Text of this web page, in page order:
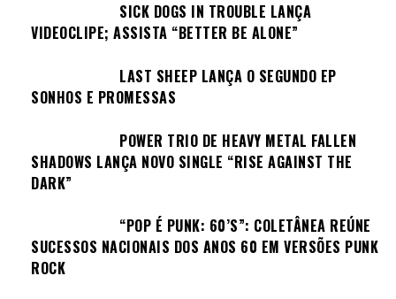
SICK DOGS IN TROUBLE LANÇA
VIDEOCLIPE; ASSISTA “BETTER BE ALONE”
LAST SHEEP LANÇA O SEGUNDO EP
SONHOS E PROMESSAS
POWER TRIO DE HEAVY METAL FALLEN
SHADOWS LANÇA NOVO SINGLE “RISE AGAINST THE
DARK”
“POP É PUNK: 60’S”: COLETÂNEA REÚNE
SUCESSOS NACIONAIS DOS ANOS 60 EM VERSÕES PUNK
ROCK